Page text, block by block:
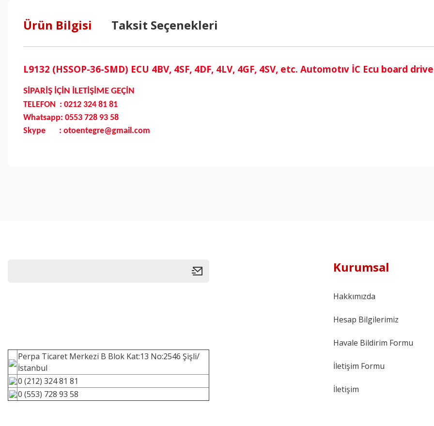
Ürün Bilgisi Taksit Seçenekleri
L9132 (HSSOP-36-SMD) ECU 4BV, 4SF, 4DF, 4LV, 4GF, 4SV, etc. Automotıv İC Ecu board
SİPARİŞ İÇİN İLETİŞİME GEÇİN
TELEFON : 0212 324 81 81
Whatsapp: 0553 728 93 58
Skype : otoentegre@gmail.com
Perpa Ticaret Merkezi B Blok Kat:13 No:2546 Şişli/
İstanbul
0 (212) 324 81 81
0 (553) 728 93 58
Kurumsal
Hakkımızda
Hesap Bilgilerimiz
Havale Bildirim Formu
İletişim Formu
İletişim